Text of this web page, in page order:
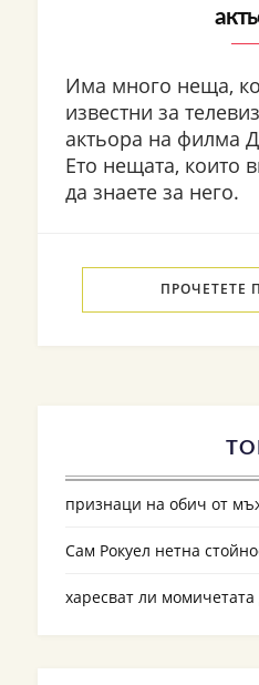
Има много неща,
известни за
актьора на филма
Ето нещата, които
да знаете за него.
ПРОЧЕТЕТЕ
признаци на обич от
Сам Рокуел нетна
харесват ли